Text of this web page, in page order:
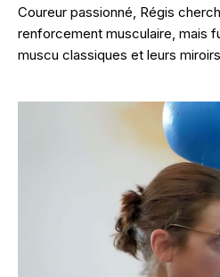
Coureur passionné, Régis
renforcement musculaire, mais
muscu classiques et leurs